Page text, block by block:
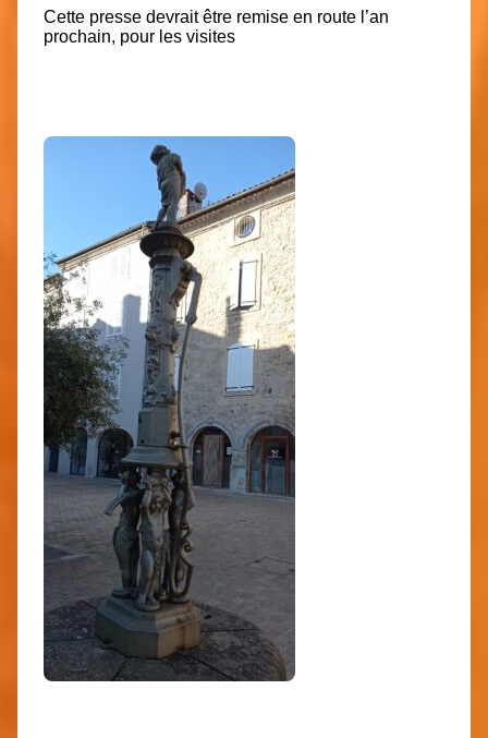
Cette presse devrait être remise en route l’an
prochain, pour les visites